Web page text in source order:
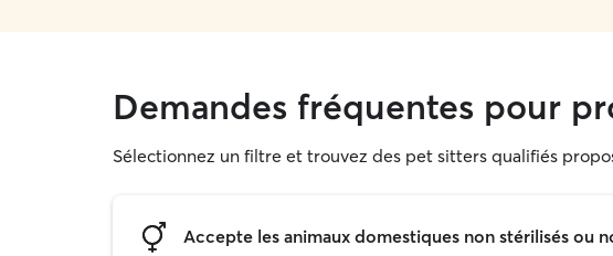
Demandes fréquentes pour
Sélectionnez un filtre et trouvez des pet sitters qualifiés
Accepte les animaux domestiques non stérilisés ou